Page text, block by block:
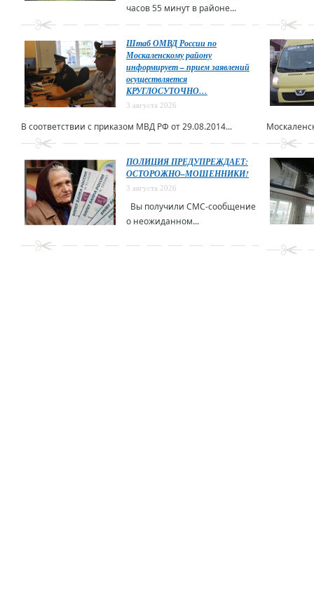
часов 55 минут в районе...
Штаб ОМВД России по
Москаленскому району
информирует – прием заявлений
осуществляется
КРУГЛОСУТОЧНО…
3 августа 2026
В соответствии с приказом МВД РФ от 29.08.2014...
ПОЛИЦИЯ ПРЕДУПРЕЖДАЕТ:
ОСТОРОЖНО–МОШЕННИКИ!
3 августа 2026
Вы получили СМС-сообщение
о неожиданном...